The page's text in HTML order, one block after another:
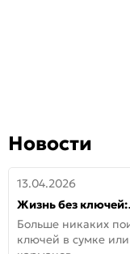
Новости
13.04.2026
Жизнь без ключей:
встречайте новую
СИТИ ИНТЕГРА
Больше никаких
ключей в сумке или